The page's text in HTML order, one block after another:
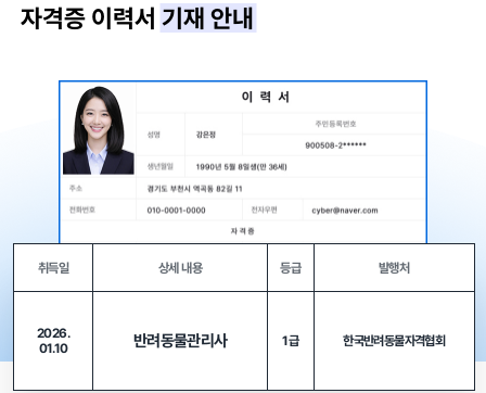
자격증 이력서 기재 안내
취득일
2026.
01.10
상세 내용
반려동물관리사
등급
1급
발행처
한국반려동물자격협회